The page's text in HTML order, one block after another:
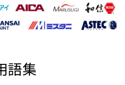
語集